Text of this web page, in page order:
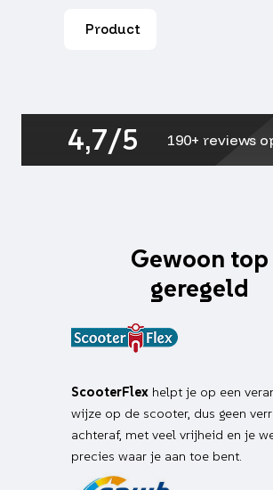
primavera,
Product
4,7/5 190+ reviews
Gewoon top
geregeld
ScooterFlex helpt je op een
wijze op de scooter, dus geen
achteraf, met veel vrijheid en je
precies waar je aan toe bent.